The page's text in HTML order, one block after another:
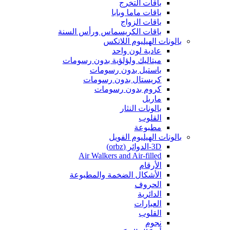
باقات التخرج
باقات ماما وبابا
باقات الزواج
باقات الكريسماس ورأس السنة
بالونات الهيليوم اللاتكس
عادية لون واحد
ميتاليك ولؤلؤية بدون رسومات
باستيل بدون رسومات
كريستال بدون رسومات
كروم بدون رسومات
ماربل
بالونات النثار
القلوب
مطبوعة
بالونات الهيليوم الفويل
3D-الدوائر (orbz)
Air Walkers and Air-filled
الأرقام
الأشكال الضخمة والمطبوعة
الحروف
الدائرية
العبارات
القلوب
نجوم